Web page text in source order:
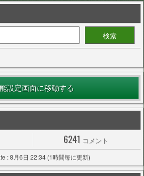
設定画面に移動する
6241 コメント
: 8月6日 22:34 (1時間毎に更新)